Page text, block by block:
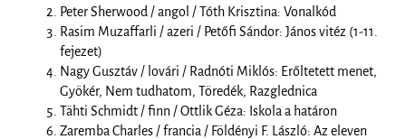
Peter Sherwood / angol / Tóth Krisztina: Vonalkód
Rasim Muzaffarli / azeri / Petőfi Sándor: János vitéz (1-11.
fejezet)
Nagy Gusztáv / lovári / Radnóti Miklós: Erőltetett menet,
Gyökér, Nem tudhatom, Töredék, Razglednica
Tähti Schmidt / finn / Ottlik Géza: Iskola a határon
Zaremba Charles / francia / Földényi F. László: Az eleven